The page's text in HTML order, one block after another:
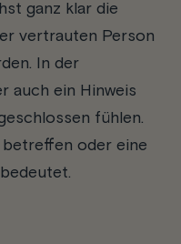
ganz klar die
vertrauten Person
In der
auch ein Hinweis
fühlen.
betreffen oder eine